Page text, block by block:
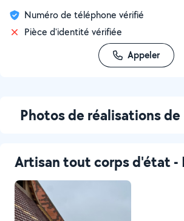
Numéro de téléphone vérifié
Pièce d'identité vérifiée
Appeler
Photos de réalisations
Artisan tout corps d'état -